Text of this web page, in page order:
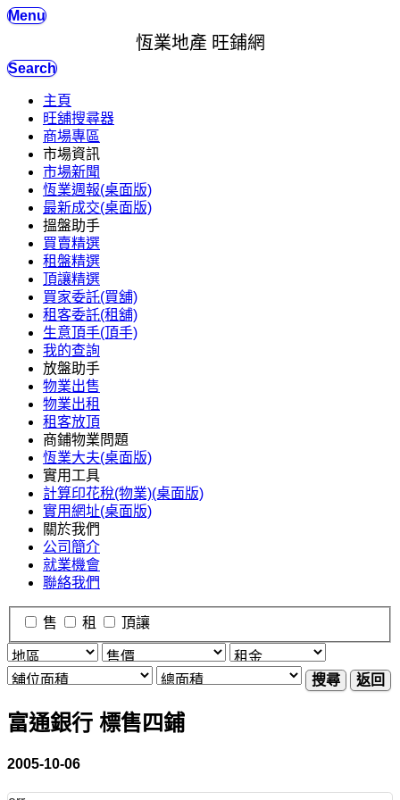
Menu
恆業地產 旺鋪網
Search
主頁
旺舖搜尋器
商場專區
市場資訊
市場新聞
恆業週報(桌面版)
最新成交(桌面版)
搵盤助手
買賣精選
租盤精選
頂讓精選
買家委託(買舖)
租客委託(租舖)
生意頂手(頂手)
我的查詢
放盤助手
物業出售
物業出租
租客放頂
商鋪物業問題
恆業大夫(桌面版)
實用工具
計算印花稅(物業)(桌面版)
實用網址(桌面版)
關於我們
公司簡介
就業機會
聯絡我們
售 租 頂讓
搜尋 返回
富通銀行 標售四鋪
2005-10-06